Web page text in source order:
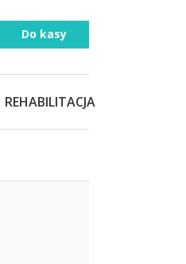
Do kasy
REHABILITACJA